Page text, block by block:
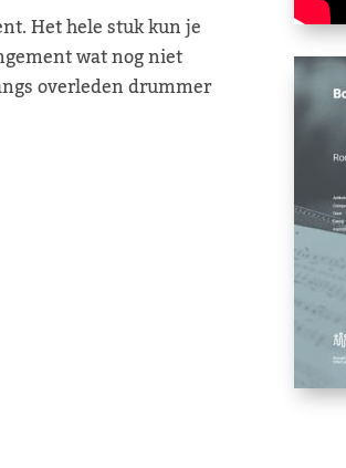
Het hele stuk kun je
wat nog niet
overleden drummer